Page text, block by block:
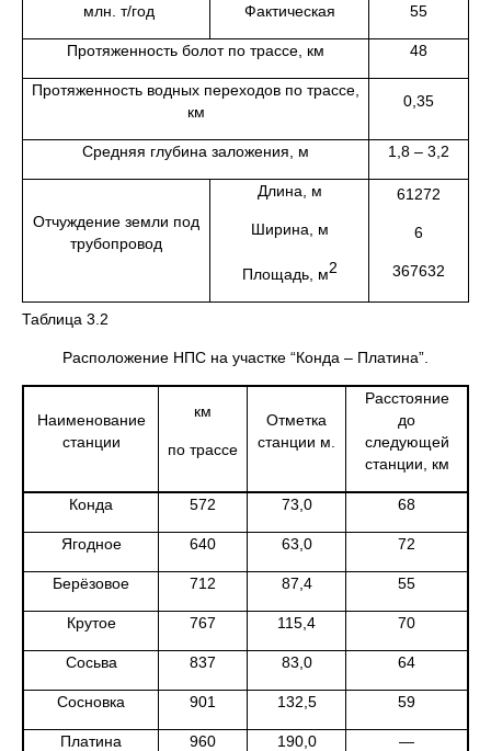
млн. т/год Фактическая 55
Протяженность болот по трассе, км 48
Протяженность водных переходов по трассе,
км
0,35
Средняя глубина заложения, м 1,8 – 3,2
Отчуждение земли под
трубопровод
Длина, м
Ширина, м
Площадь, м2
61272
6
367632
Таблица 3.2
Расположение НПС на участке “Конда – Платина”.
Наименование
станции
км
по трассе
Отметка
станции м.
Расстояние
до
следующей
станции, км
Конда 572 73,0 68
Ягодное 640 63,0 72
Берёзовое 712 87,4 55
Крутое 767 115,4 70
Сосьва 837 83,0 64
Сосновка 901 132,5 59
Платина 960 190,0 —